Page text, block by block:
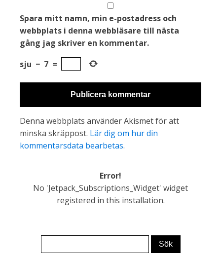
Spara mitt namn, min e-postadress och
webbplats i denna webbläsare till nästa
gång jag skriver en kommentar.
sju − 7 =
Denna webbplats använder Akismet för att
minska skräppost. Lär dig om hur din
kommentarsdata bearbetas.
Error!
No 'Jetpack_Subscriptions_Widget' widget
registered in this installation.